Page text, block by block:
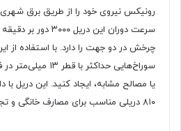
رونیکس نیروی خود را از طریق برق
سرعت دوران این دریل
چرخش در دو جهت را دارد. با استفاده از
یا مصالح مشابه، ایجاد کنید. این دریل
۸۱۰ دریلی مناسب برای مصارف خانگی و تجاری است.